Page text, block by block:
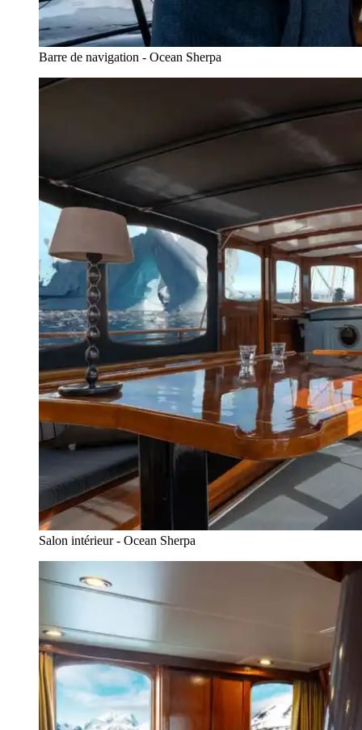
Barre de navigation - Ocean Sherpa
Salon intérieur - Ocean Sherpa